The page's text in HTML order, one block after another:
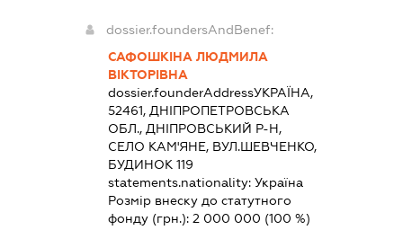
dossier.foundersAndBenef:
САФОШКІНА ЛЮДМИЛА
ВІКТОРІВНА
dossier.founderAddressУКРАЇНА,
52461, ДНІПРОПЕТРОВСЬКА
ОБЛ., ДНІПРОВСЬКИЙ Р-Н,
СЕЛО КАМ'ЯНЕ, ВУЛ.ШЕВЧЕНКО,
БУДИНОК 119
statements.nationality: Україна
Розмір внеску до статутного
фонду (грн.): 2 000 000 (100 %)